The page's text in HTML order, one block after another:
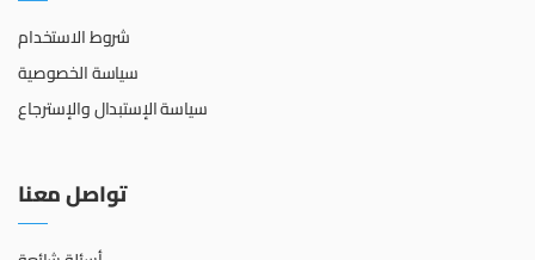
شروط الاستخدام
سياسة الخصوصية
سياسة الإستبدال والإسترجاع
تواصل معنا